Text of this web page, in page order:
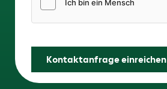
Kontaktanfrage einreichen